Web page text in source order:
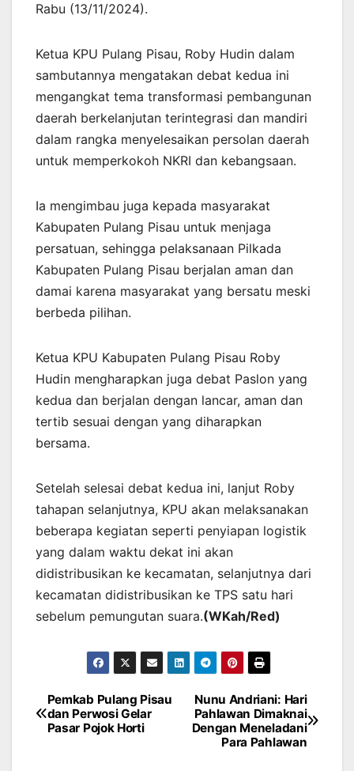
Rabu (13/11/2024).
Ketua KPU Pulang Pisau, Roby Hudin dalam
sambutannya mengatakan debat kedua ini
mengangkat tema transformasi pembangunan
daerah berkelanjutan terintegrasi dan mandiri
dalam rangka menyelesaikan persolan daerah
untuk memperkokoh NKRI dan kebangsaan.
Ia mengimbau juga kepada masyarakat
Kabupaten Pulang Pisau untuk menjaga
persatuan, sehingga pelaksanaan Pilkada
Kabupaten Pulang Pisau berjalan aman dan
damai karena masyarakat yang bersatu meski
berbeda pilihan.
Ketua KPU Kabupaten Pulang Pisau Roby
Hudin mengharapkan juga debat Paslon yang
kedua dan berjalan dengan lancar, aman dan
tertib sesuai dengan yang diharapkan
bersama.
Setelah selesai debat kedua ini, lanjut Roby
tahapan selanjutnya, KPU akan melaksanakan
beberapa kegiatan seperti penyiapan logistik
yang dalam waktu dekat ini akan
didistribusikan ke kecamatan, selanjutnya dari
kecamatan didistribusikan ke TPS satu hari
sebelum pemungutan suara.(WKah/Red)
Post
navigation
Nunu Andriani: Hari
Pahlawan Dimaknai
Dengan Meneladani
Para Pahlawan
Pemkab Pulang Pisau
dan Perwosi Gelar
Pasar Pojok Horti